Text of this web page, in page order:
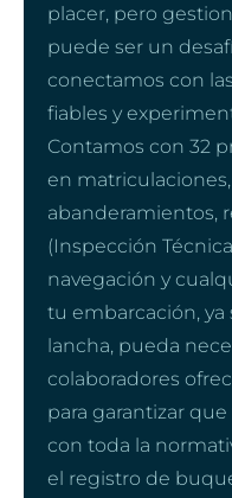
placer, pero
puede ser un
conectamos con
fiables y
Contamos con 32
en
abanderamientos,
(Inspección
navegación y
tu embarcación, ya
lancha, pueda
colaboradores
para garantizar
con toda la
el registro de